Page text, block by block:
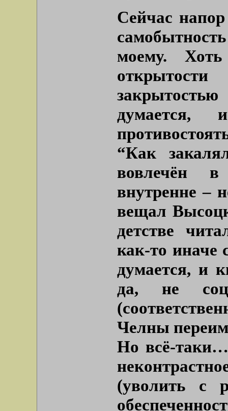
Сейчас
моему.
“Как
вовлечён
внутренне –
вещал
детстве
как-то иначе
думается, и
да, не
Челны
Но всё-
(уволить с